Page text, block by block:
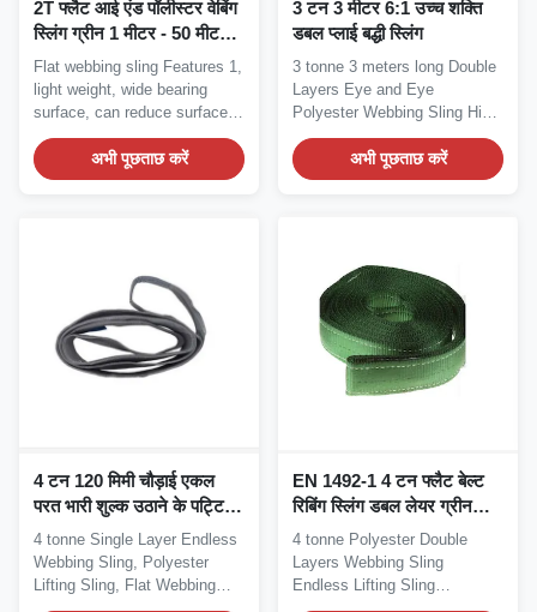
2T फ्लैट आई एंड पॉलीस्टर वेबिंग
स्लिंग ग्रीन 1 मीटर - 50 मीटर
लंबाई
Flat webbing sling Features 1,
light weight, wide bearing
surface, can reduce surface
load...
अभी पूछताछ करें
3 टन 3 मीटर 6:1 उच्च शक्ति
डबल प्लाई बद्धी स्लिंग
3 tonne 3 meters long Double
Layers Eye and Eye
Polyester Webbing Sling High
Strength Heavy...
अभी पूछताछ करें
4 टन 120 मिमी चौड़ाई एकल
परत भारी शुल्क उठाने के पट्टियाँ
ग्रे पॉलिएस्टर पट्टियाँ स्लिंग
4 tonne Single Layer Endless
Webbing Sling, Polyester
Lifting Sling, Flat Webbing
Single Layer...
EN 1492-1 4 टन फ्लैट बेल्ट
रिबिंग स्लिंग डबल लेयर ग्रीन
पॉलिएस्टर लिफ्टिंग स्लिंग बेल्ट
4 tonne Polyester Double
Layers Webbing Sling
Endless Lifting Sling
Description Our polyester...